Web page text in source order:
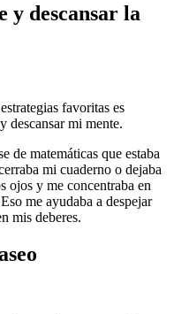
y descansar la
favoritas es
descansar mi mente.
de matemáticas que estaba
mi cuaderno o dejaba
ojos y me concentraba en
me ayudaba a despejar
mis deberes.